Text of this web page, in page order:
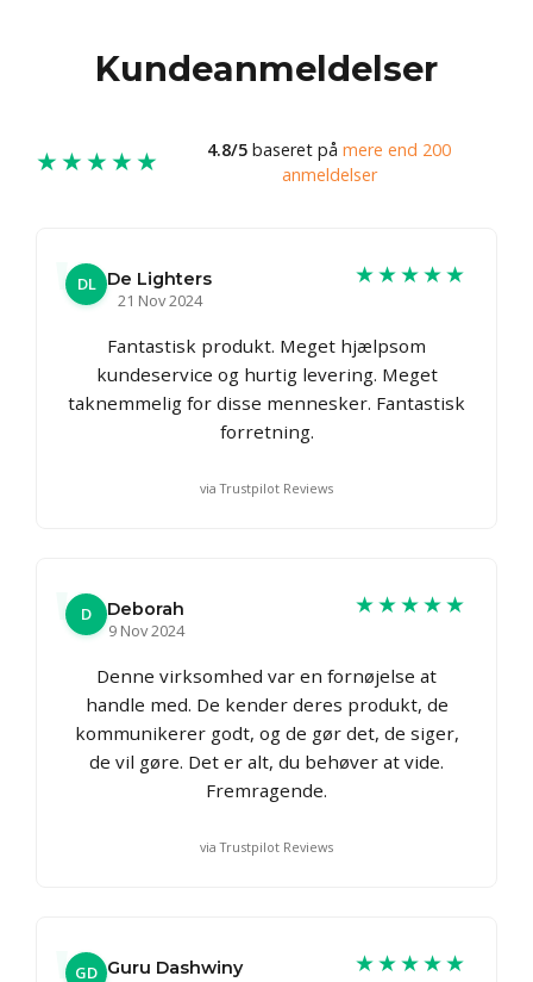
Kundeanmeldelser
★★★★★ 4.8/5 baseret på mere end 200
anmeldelser
DL De Lighters
21 Nov 2024
★★★★★
Fantastisk produkt. Meget hjælpsom
kundeservice og hurtig levering. Meget
taknemmelig for disse mennesker. Fantastisk
forretning.
via Trustpilot Reviews
D
Deborah
9 Nov 2024
★★★★★
Denne virksomhed var en fornøjelse at
handle med. De kender deres produkt, de
kommunikerer godt, og de gør det, de siger,
de vil gøre. Det er alt, du behøver at vide.
Fremragende.
via Trustpilot Reviews
GD Guru Dashwiny
★★★★★